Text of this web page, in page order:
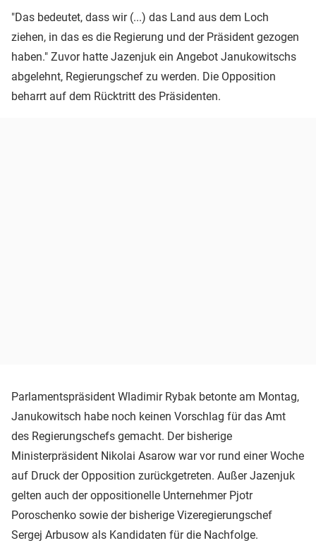
"Das bedeutet, dass wir (...) das Land aus dem Loch
ziehen, in das es die Regierung und der Präsident gezogen
haben." Zuvor hatte Jazenjuk ein Angebot Janukowitschs
abgelehnt, Regierungschef zu werden. Die Opposition
beharrt auf dem Rücktritt des Präsidenten.
Parlamentspräsident Wladimir Rybak betonte am Montag,
Janukowitsch habe noch keinen Vorschlag für das Amt
des Regierungschefs gemacht. Der bisherige
Ministerpräsident Nikolai Asarow war vor rund einer Woche
auf Druck der Opposition zurückgetreten. Außer Jazenjuk
gelten auch der oppositionelle Unternehmer Pjotr
Poroschenko sowie der bisherige Vizeregierungschef
Sergej Arbusow als Kandidaten für die Nachfolge.